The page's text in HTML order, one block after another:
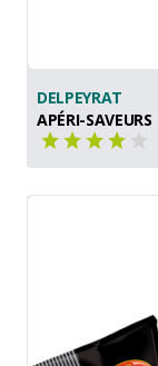
DELPEYRAT
APÉRI-SAVEURS